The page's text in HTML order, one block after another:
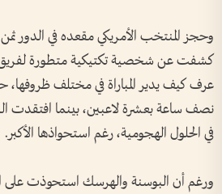
وحجز المنتخب الأمريكي مقعده في الدور
كشفت عن شخصية تكتيكية متطورة لفريق
عرف كيف يدير المباراة في مختلف ظروفها،
نصف ساعة بعشرة لاعبين، بينما افتقدت
في الحلول الهجومية، رغم استحواذها الأكبر.
ورغم أن البوسنة والهرسك استحوذت على